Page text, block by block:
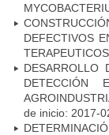
DEFECTIVOS
DESARROLLO
DETECCIÓN
de inicio: 2017-